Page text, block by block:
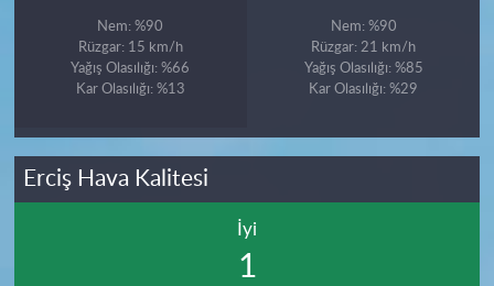
Nem: %90
Rüzgar: 15 km/h
Yağış Olasılığı: %66
Kar Olasılığı: %13
Nem: %90
Rüzgar: 21 km/h
Yağış Olasılığı: %85
Kar Olasılığı: %29
Erciş Hava Kalitesi
İyi
1